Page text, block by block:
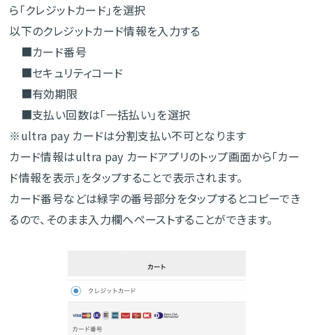
ら「クレジットカード」を選択
以下のクレジットカード情報を入力する
■カード番号
■セキュリティコード
■有効期限
■支払い回数は「一括払い」を選択
※ultra pay カードは分割支払い不可となります
カード情報はultra pay カードアプリのトップ画面から「カー
ド情報を表示」をタップすることで表示されます。
カード番号などは緑字の番号部分をタップするとコピーでき
るので、そのまま入力欄へペーストすることができます。